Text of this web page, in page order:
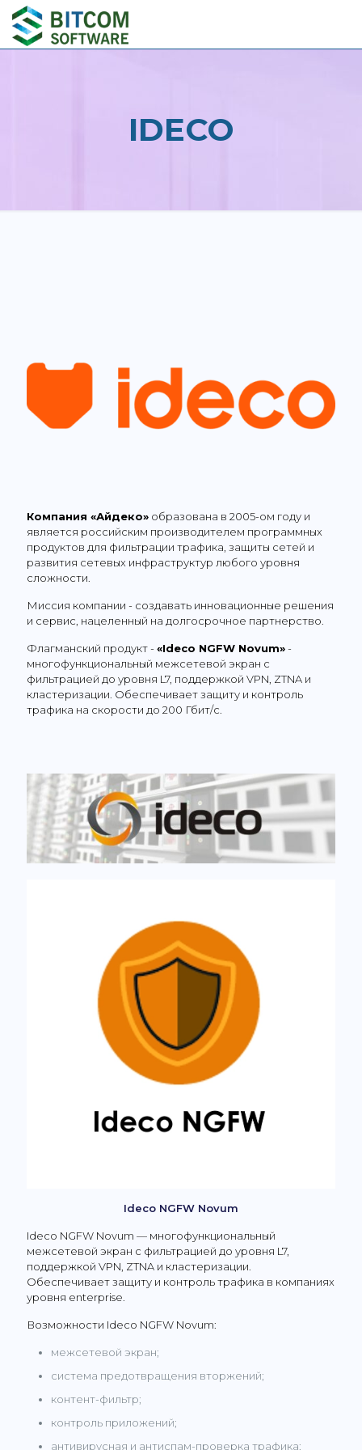
IDECO
Компания «Айдеко» образована в 2005-ом году и
является российским производителем программных
продуктов для фильтрации трафика, защиты сетей и
развития сетевых инфраструктур любого уровня
сложности.
Миссия компании - создавать инновационные решения
и сервис, нацеленный на долгосрочное партнерство.
Флагманский продукт - «Ideco NGFW Novum»-
многофункциональный межсетевой экран с
фильтрацией до уровня L7, поддержкой VPN, ZTNA и
кластеризации. Обеспечивает защиту и контроль
трафика на скорости до 200 Гбит/с.
Ideco NGFW Novum
Ideco NGFW Novum — многофункциональный
межсетевой экран с фильтрацией до уровня L7,
поддержкой VPN, ZTNA и кластеризации.
Обеспечивает защиту и контроль трафика в компаниях
уровня enterprise.
Возможности Ideco NGFW Novum:
межсетевой экран;
система предотвращения вторжений;
контент-фильтр;
контроль приложений;
антивирусная и антиспам-проверка трафика;